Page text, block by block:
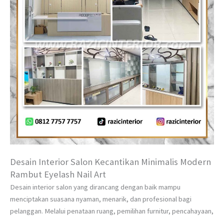
Desain Interior Salon Kecantikan Minimalis Modern
Rambut Eyelash Nail Art
Desain interior salon yang dirancang dengan baik mampu
menciptakan suasana nyaman, menarik, dan profesional bagi
pelanggan. Melalui penataan ruang, pemilihan furnitur, pencahayaan,